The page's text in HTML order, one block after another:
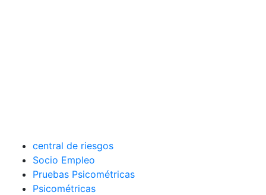
central de riesgos
Socio Empleo
Pruebas Psicométricas
Psicométricas